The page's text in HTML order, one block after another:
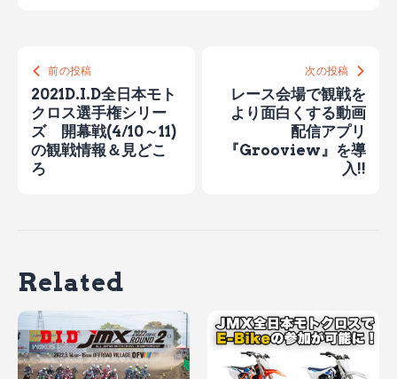
前の投稿
2021D.I.D全日本モト
クロス選手権シリー
ズ 開幕戦(4/10～11)
の観戦情報＆見どこ
ろ
次の投稿
レース会場で観戦を
より面白くする動画
配信アプリ
『Grooview』を導
入!!
Related